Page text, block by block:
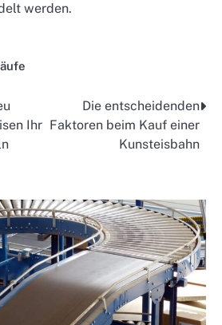
werden.
Ihr
Die entscheidenden
Faktoren beim Kauf einer
Kunsteisbahn